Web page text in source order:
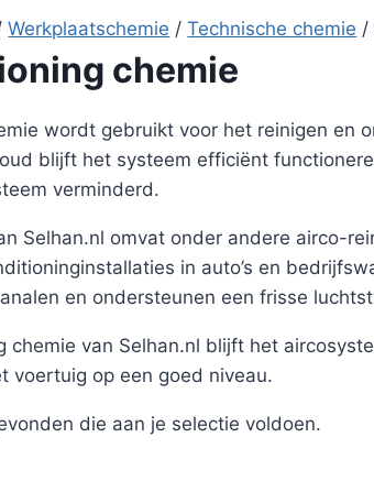
Werkplaatschemie / Technische chemie /
chemie
wordt gebruikt voor het reinigen en
blijft het systeem efficiënt
verminderd.
Selhan.nl omvat onder andere airco-
in auto’s en
en ondersteunen een frisse
chemie van Selhan.nl blijft het
voertuig op een goed niveau.
die aan je selectie voldoen.